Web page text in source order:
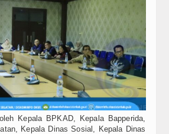
Kepala BPKAD, Kepala Bapperida,
Kepala Dinas Sosial, Kepala Dinas